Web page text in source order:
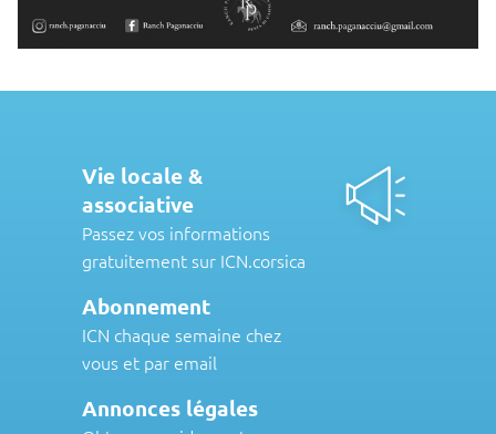
Vie locale &
associative
Passez vos informations
gratuitement sur ICN.corsica
Abonnement
ICN chaque semaine chez
vous et par email
Annonces légales